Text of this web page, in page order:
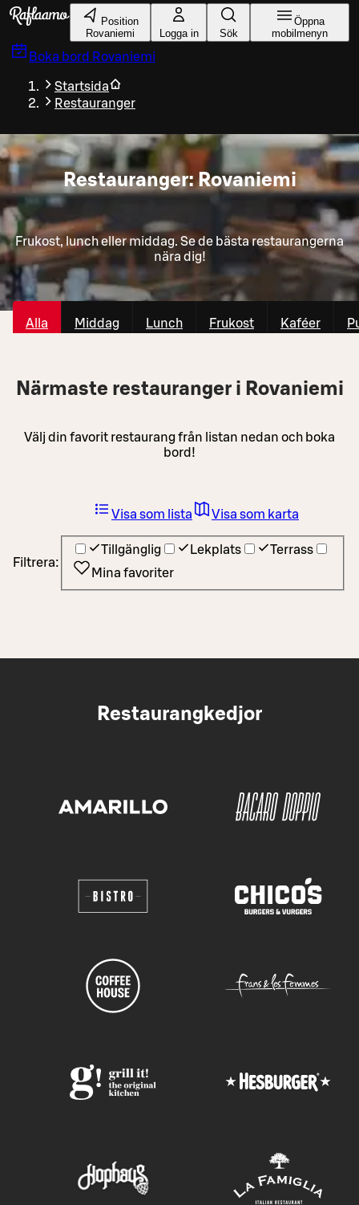
Gå till huvudinnehållet
Position
Rovaniemi
Logga in Sök
Öppna
mobilmenyn
Boka bord Rovaniemi
Startsida
Restauranger
Restauranger: Rovaniemi
Frukost, lunch eller middag. Se de bästa restaurangerna
nära dig!
Alla Middag Lunch Frukost Kaféer
Närmaste restauranger i Rovaniemi
Välj din favorit restaurang från listan nedan och boka
bord!
Filtrera:
Tillgänglig Lekplats
Terrass
Mina favoriter
Visa som lista Visa som karta
Restaurangkedjor